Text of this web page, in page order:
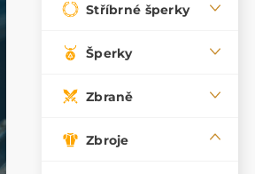
Stříbrné šperky
Šperky
Zbraně
Zbroje